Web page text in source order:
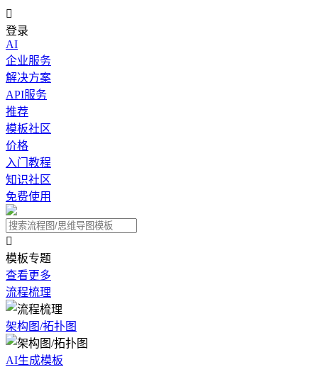

登录
AI
企业服务
解决方案
API服务
推荐
模板社区
价格
入门教程
知识社区
免费使用

模板专题
查看更多
流程梳理
架构图/拓扑图
AI生成模板